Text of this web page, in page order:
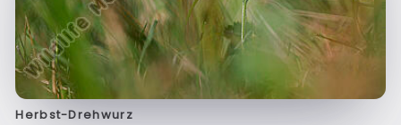
Herbst-Drehwurz